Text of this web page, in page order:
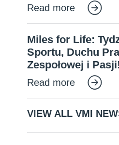
Read more
Miles for Life:
Sportu, Duchu
Zespołowej i
Read more
VIEW ALL VMI